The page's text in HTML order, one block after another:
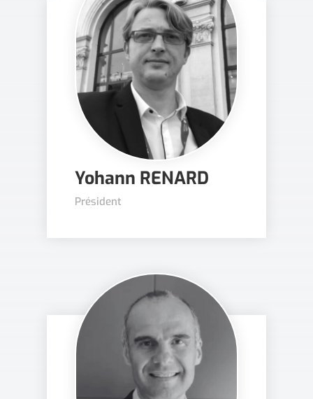
Yohann RENARD
Président